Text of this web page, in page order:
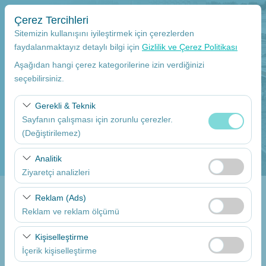
Çerez Tercihleri
Sitemizin kullanışını iyileştirmek için çerezlerden
faydalanmaktayız detaylı bilgi için Gizlilik ve Çerez Politikası
Aşağıdan hangi çerez kategorilerine izin verdiğinizi
seçebilirsiniz.
Gerekli & Teknik
Sayfanın çalışması için zorunlu çerezler.
(Değiştirilemez)
Bu çerezler sitenin doğru şekilde çalışması, güvenlik,
oturum yönetimi ve temel işlevler için gereklidir. Devre
dışı bırakılamaz.
Analitik
Ziyaretçi analizleri
Bu çerezler, sitemizin nasıl kullanıldığını (ziyaretçi sayısı,
en çok ziyaret edilen sayfalar, kullanıcı davranışları)
analiz etmemizi sağlar. Bu veriler, web sitesi
performansını ölçmek ve kullanıcı deneyimini sürekli
iyileştirmek için kullanılır.
Reklam (Ads)
Reklam ve reklam ölçümü
Bu çerezler, size ilgi alanlarınıza uygun kişiselleştirilmiş
reklamlar göstermemize ve reklam kampanyalarımızın
etkinliğini (gösterim sayısı, tıklama oranı) ölçmemize
Kişiselleştirme
İçerik kişiselleştirme
Alış Yeri
Aracı farklı bir lokasyona bırakacağım
Alış Tarih
Bırakış Tarih
09:00
Araçları Listele